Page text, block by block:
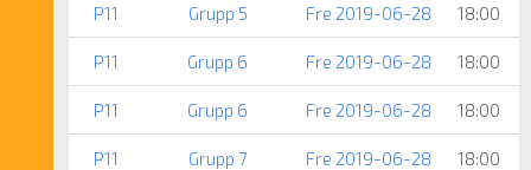
P11 Grupp 5 Fre 2019-06-28 18:00
P11 Grupp 6 Fre 2019-06-28 18:00
P11 Grupp 6 Fre 2019-06-28 18:00
P11 Grupp 7 Fre 2019-06-28 18:00